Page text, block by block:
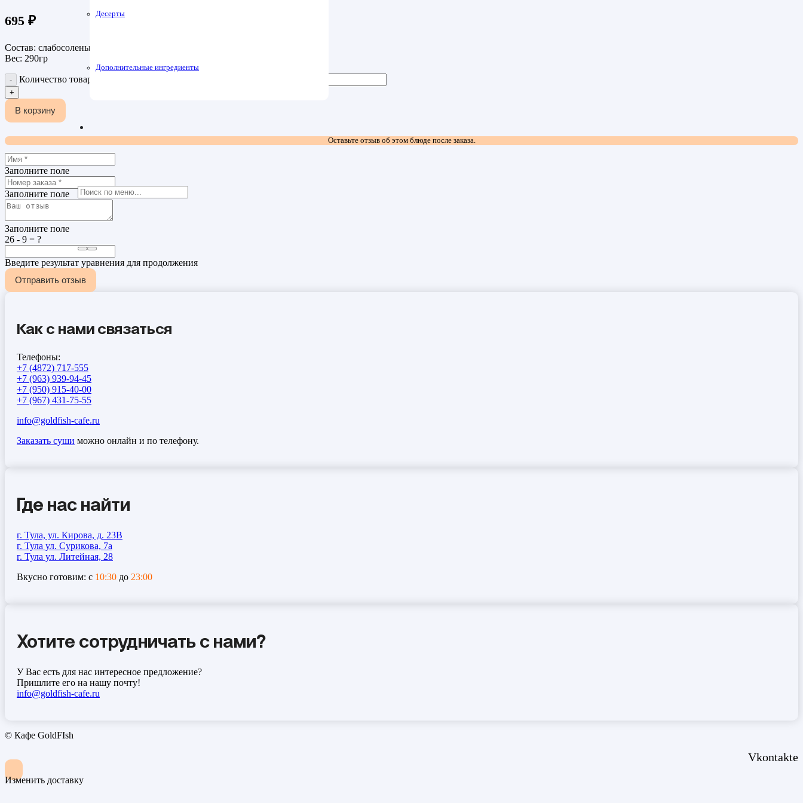
Десерты
Дополнительные ингредиенты
695 ₽
Состав: слабосоленый лосось, креветка темпурная, сыр сливочный, огурец
Вес: 290гр
Количество товара Ролл Филадельфия с темпурной креветкой
В корзину
Оставьте отзыв об этом блюде после заказа.
Заполните поле
Заполните поле
Заполните поле
26 - 9 = ?
Введите результат уравнения для продолжения
Отправить отзыв
Как с нами связаться
Телефоны:
+7 (4872) 717-555
+7 (963) 939-94-45
+7 (950) 915-40-00
+7 (967) 431-75-55
info@goldfish-cafe.ru
Заказать суши можно онлайн и по телефону.
Где нас найти
г. Тула, ул. Кирова, д. 23В
г. Тула ул. Сурикова, 7а
г. Тула ул. Литейная, 28
Вкусно готовим: с 10:30 до 23:00
Хотите сотрудничать с нами?
У Вас есть для нас интересное предложение?
Пришлите его на нашу почту!
info@goldfish-cafe.ru
© Кафе GoldFIsh
Vkontakte
Изменить доставку